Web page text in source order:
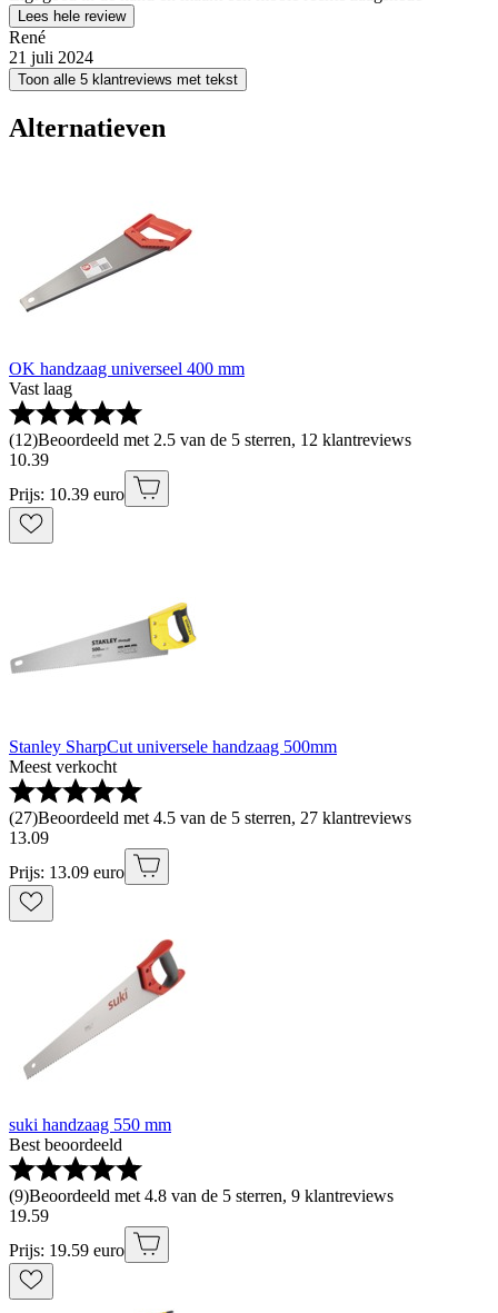
Lees hele review
René
21 juli 2024
Toon alle 5 klantreviews met tekst
Alternatieven
OK handzaag universeel 400 mm
Vast laag
(12)Beoordeeld met 2.5 van de 5 sterren, 12 klantreviews
10.39
Prijs: 10.39 euro
Stanley SharpCut universele handzaag 500mm
Meest verkocht
(27)Beoordeeld met 4.5 van de 5 sterren, 27 klantreviews
13.09
Prijs: 13.09 euro
suki handzaag 550 mm
Best beoordeeld
(9)Beoordeeld met 4.8 van de 5 sterren, 9 klantreviews
19.59
Prijs: 19.59 euro